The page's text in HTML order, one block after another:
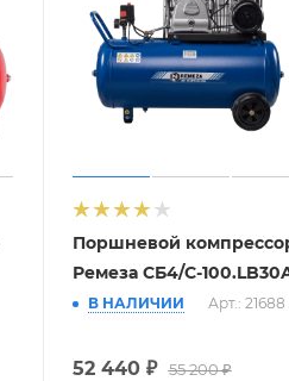
Поршневой
Ремеза СБ4/С-
В НАЛИЧИИ Арт.: 21688
52 440₽ 55 200₽